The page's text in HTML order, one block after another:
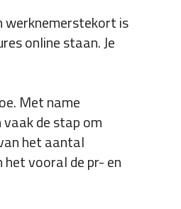
werknemerstekort is
online staan. Je
Met name
de stap om
het aantal
vooral de pr- en